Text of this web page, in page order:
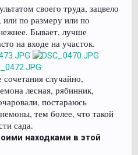
своего труда, зацвело
по размеру или по
Бывает, лучше
на входе на участок.
случайно,
лесная, рябинник,
постараюсь
тем более, что такой
сада.
находками в этой